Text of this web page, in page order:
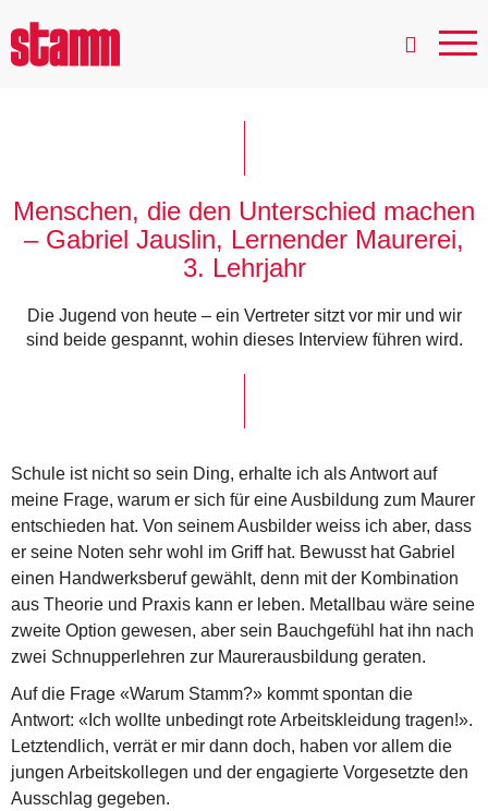
Menschen, die den Unterschied machen
– Gabriel Jauslin, Lernender Maurerei,
3. Lehrjahr
Die Jugend von heute – ein Vertreter sitzt vor mir und wir
sind beide gespannt, wohin dieses Interview führen wird.
Schule ist nicht so sein Ding, erhalte ich als Antwort auf
meine Frage, warum er sich für eine Ausbildung zum Maurer
entschieden hat. Von seinem Ausbilder weiss ich aber, dass
er seine Noten sehr wohl im Griff hat. Bewusst hat Gabriel
einen Handwerksberuf gewählt, denn mit der Kombination
aus Theorie und Praxis kann er leben. Metallbau wäre seine
zweite Option gewesen, aber sein Bauchgefühl hat ihn nach
zwei Schnupperlehren zur Maurerausbildung geraten.
Auf die Frage «Warum Stamm?» kommt spontan die
Antwort: «Ich wollte unbedingt rote Arbeitskleidung tragen!».
Letztendlich, verrät er mir dann doch, haben vor allem die
jungen Arbeitskollegen und der engagierte Vorgesetzte den
Ausschlag gegeben.